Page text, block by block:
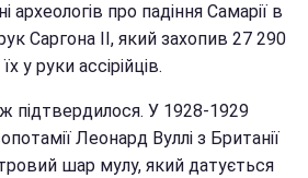
археологів про падіння Самарії в
Саргона II, який захопив 27 290
у руки ассірійців.
підтвердилося. У 1928-1929
Леонард Вуллі з Британії
шар мулу, який датується